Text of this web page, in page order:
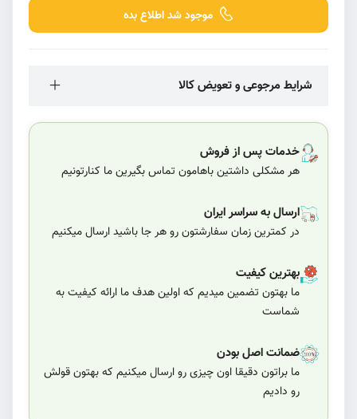
موجود شد اطلاع بده
شرایط مرجوعی و تعویض کالا
خدمات پس از فروش
هر مشکلی داشتین باهامون تماس بگیرین ما کنارتونیم
ارسال به سراسر ایران
در کمترین زمان سفارشتون رو هر جا باشید ارسال میکنیم
بهترین کیفیت
ما بهتون تضمین میدیم که اولین هدف ما ارائه کیفیت به
شماست
ضمانت اصل بودن
ما براتون دقیقا اون چیزی رو ارسال میکنیم که بهتون قولش
رو دادیم